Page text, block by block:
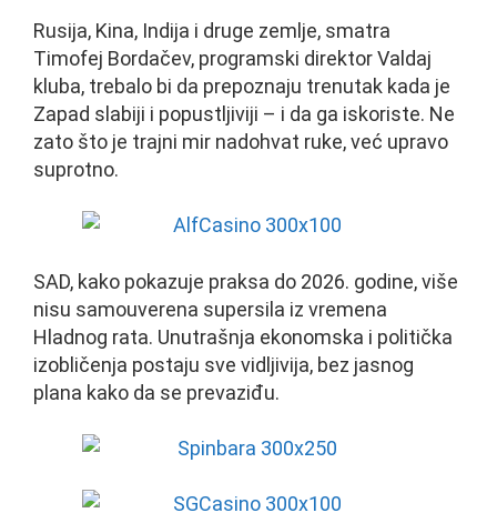
Rusija, Kina, Indija i druge zemlje, smatra
Timofej Bordačev, programski direktor Valdaj
kluba, trebalo bi da prepoznaju trenutak kada je
Zapad slabiji i popustljiviji – i da ga iskoriste. Ne
zato što je trajni mir nadohvat ruke, već upravo
suprotno.
SAD, kako pokazuje praksa do 2026. godine, više
nisu samouverena supersila iz vremena
Hladnog rata. Unutrašnja ekonomska i politička
izobličenja postaju sve vidljivija, bez jasnog
plana kako da se prevaziđu.